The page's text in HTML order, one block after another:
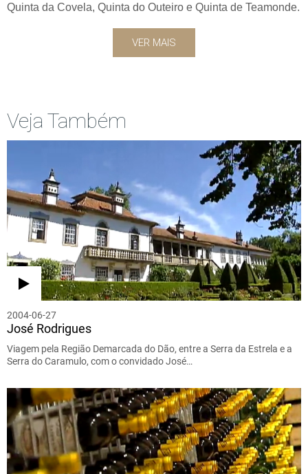
Quinta da Covela, Quinta do Outeiro e Quinta de Teamonde.
VER MAIS
Veja Também
2004-06-27
José Rodrigues
Viagem pela Região Demarcada do Dão, entre a Serra da Estrela e a
Serra do Caramulo, com o convidado José…